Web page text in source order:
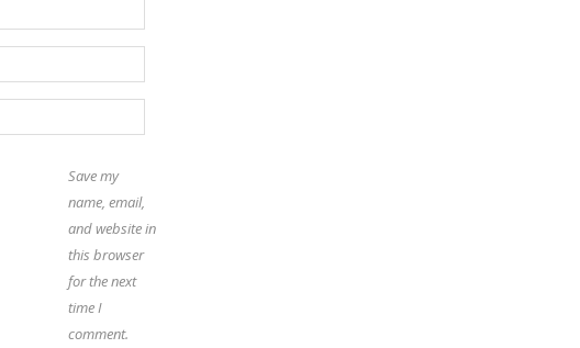
Save my
name, email,
and website in
this browser
for the next
time I
comment.